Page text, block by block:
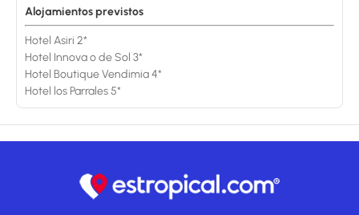
Alojamientos previstos
Hotel Asiri 2*
Hotel Innova o de Sol 3*
Hotel Boutique Vendimia 4*
Hotel los Parrales 5*